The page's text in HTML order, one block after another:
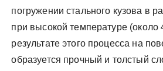
погружении стального кузова в
при высокой температуре (около
результате этого процесса на
образуется прочный и толстый